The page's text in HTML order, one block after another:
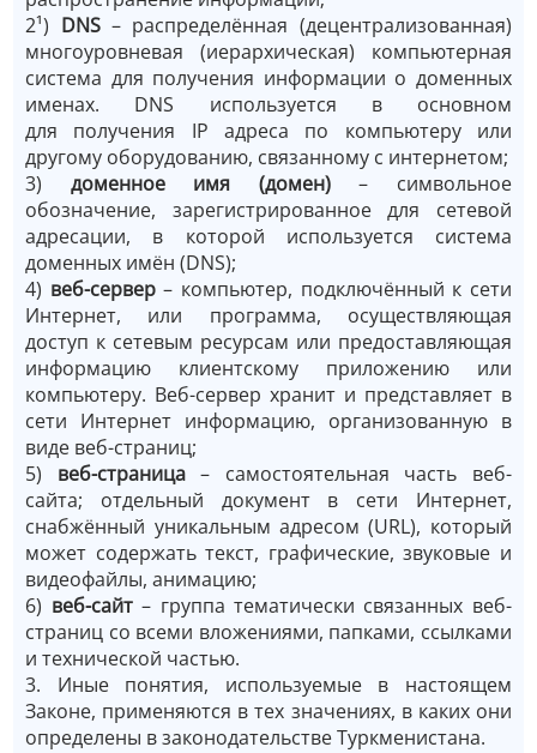
2¹) DNS – распределённая (децентрализованная)
многоуровневая (иерархическая) компьютерная
система для получения информации о доменных
именах. DNS используется в основном
для получения IP адреса по компьютеру или
другому оборудованию, связанному с интернетом;
3) доменное имя (домен)– символьное
обозначение, зарегистрированное для сетевой
адресации, в которой используется система
доменных имён (DNS);
4) веб-сервер– компьютер, подключённый к сети
Интернет, или программа, осуществляющая
доступ к сетевым ресурсам или предоставляющая
информацию клиентскому приложению или
компьютеру. Веб-сервер хранит и представляет в
сети Интернет информацию, организованную в
виде веб-страниц;
5) веб-страница– самостоятельная часть веб-
сайта; отдельный документ в сети Интернет,
снабжённый уникальным адресом (URL), который
может содержать текст, графические, звуковые и
видеофайлы, анимацию;
6) веб-сайт– группа тематически связанных веб-
страниц со всеми вложениями, папками, ссылками
и технической частью.
3. Иные понятия, используемые в настоящем
Законе, применяются в тех значениях, в каких они
определены в законодательстве Туркменистана.